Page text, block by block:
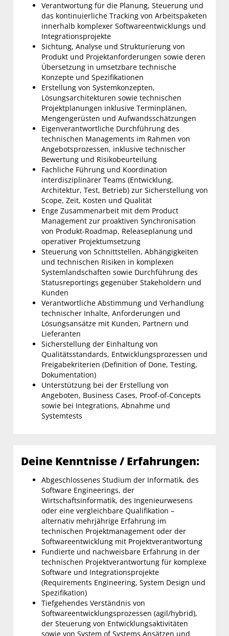
Verantwortung für die Planung, Steuerung und
das kontinuierliche Tracking von Arbeitspaketen
innerhalb komplexer Softwareentwicklungs und
Integrationsprojekte
Sichtung, Analyse und Strukturierung von
Produkt und Projektanforderungen sowie deren
Übersetzung in umsetzbare technische
Konzepte und Spezifikationen
Erstellung von Systemkonzepten,
Lösungsarchitekturen sowie technischen
Projektplanungen inklusive Terminplänen,
Mengengerüsten und Aufwandsschätzungen
Eigenverantwortliche Durchführung des
technischen Managements im Rahmen von
Angebotsprozessen, inklusive technischer
Bewertung und Risikobeurteilung
Fachliche Führung und Koordination
interdisziplinärer Teams (Entwicklung,
Architektur, Test, Betrieb) zur Sicherstellung von
Scope, Zeit, Kosten und Qualität
Enge Zusammenarbeit mit dem Product
Management zur proaktiven Synchronisation
von Produkt-Roadmap, Releaseplanung und
operativer Projektumsetzung
Steuerung von Schnittstellen, Abhängigkeiten
und technischen Risiken in komplexen
Systemlandschaften sowie Durchführung des
Statusreportings gegenüber Stakeholdern und
Kunden
Verantwortliche Abstimmung und Verhandlung
technischer Inhalte, Anforderungen und
Lösungsansätze mit Kunden, Partnern und
Lieferanten
Sicherstellung der Einhaltung von
Qualitätsstandards, Entwicklungsprozessen und
Freigabekriterien (Definition of Done, Testing,
Dokumentation)
Unterstützung bei der Erstellung von
Angeboten, Business Cases, Proof-of-Concepts
sowie bei Integrations, Abnahme und
Systemtests
Deine Kenntnisse / Erfahrungen:
Abgeschlossenes Studium der Informatik, des
Software Engineerings, der
Wirtschaftsinformatik, des Ingenieurwesens
oder eine vergleichbare Qualifikation –
alternativ mehrjährige Erfahrung im
technischen Projektmanagement oder der
Softwareentwicklung mit Projektverantwortung
Fundierte und nachweisbare Erfahrung in der
technischen Projektverantwortung für komplexe
Software und Integrationsprojekte
(Requirements Engineering, System Design und
Spezifikation)
Tiefgehendes Verständnis von
Softwareentwicklungsprozessen (agil/hybrid),
der Steuerung von Entwicklungsaktivitäten
sowie von System of Systems Ansätzen und